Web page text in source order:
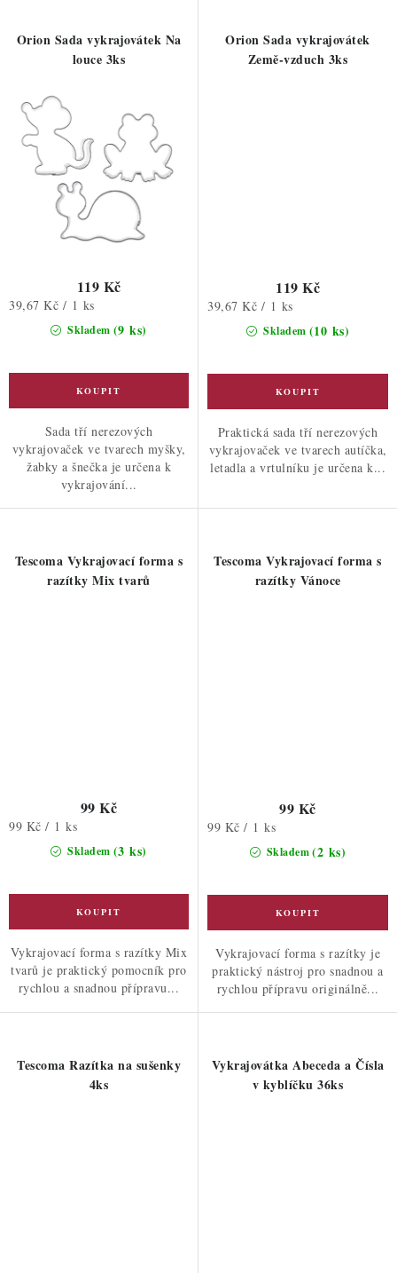
Orion Sada vykrajovátek Na
louce 3ks
Skladem (9 ks)
119 Kč
Měrná
39,67 Kč / 1 ks
Sada tří nerezových
vykrajovaček ve tvarech myšky,
žabky a šnečka je určena k
vykrajování...
Orion Sada vykrajovátek
Země-vzduch 3ks
Skladem (10 ks)
119 Kč
Měrná
39,67 Kč / 1 ks
Praktická sada tří nerezových
vykrajovaček ve tvarech autíčka,
letadla a vrtulníku je určena k...
Tescoma Vykrajovací forma s
razítky Mix tvarů
Skladem (3 ks)
99 Kč
Měrná
99 Kč / 1 ks
Vykrajovací forma s razítky Mix
tvarů je praktický pomocník pro
rychlou a snadnou přípravu...
Tescoma Vykrajovací forma s
razítky Vánoce
Skladem(2 ks)
99 Kč
Měrná
99 Kč / 1 ks
Vykrajovací forma s razítky je
praktický nástroj pro snadnou a
rychlou přípravu originálně...
Tescoma Razítka na sušenky
4ks
Vykrajovátka Abeceda a Čísla
v kyblíčku 36ks